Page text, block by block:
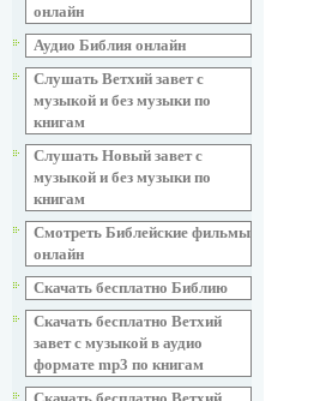
онлайн
Аудио Библия онлайн
Слушать Ветхий завет с
музыкой и без музыки по
книгам
Слушать Новый завет с
музыкой и без музыки по
книгам
Смотреть Библейские фильмы
онлайн
Скачать бесплатно Библию
Скачать бесплатно Ветхий
завет с музыкой в аудио
формате mp3 по книгам